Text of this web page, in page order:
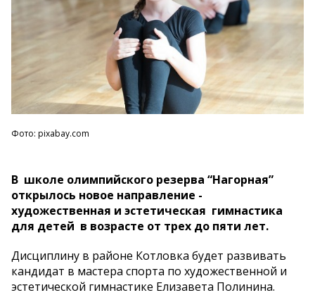
Фото: pixabay.com
В школе олимпийского резерва “Нагорная”
открылось новое направление -
художественная и эстетическая гимнастика
для детей в возрасте от трех до пяти лет.
Дисциплину в районе Котловка будет развивать
кандидат в мастера спорта по художественной и
эстетической гимнастике Елизавета Полинина.